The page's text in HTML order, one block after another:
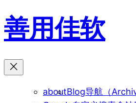
至
内
善用佳软
aboutBlog导航（